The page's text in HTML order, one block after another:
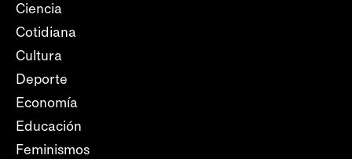
Ciencia
Cotidiana
Cultura
Deporte
Economía
Educación
Feminismos